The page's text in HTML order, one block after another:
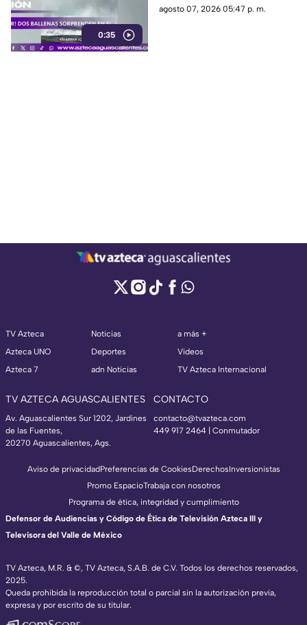
0:35
de Cortés. El avistamiento fue
agosto 07, 2026 05:47 p. m.
TV Azteca
Azteca UNO
Azteca 7
Noticias
Deportes
adn Noticias
a más +
Videos
TV Azteca Internacional
TV AZTECA AGUASCALIENTES
Av. Aguascalientes Sur 1202, Jardines
de las Fuentes,
20270 Aguascalientes, Ags.
CONTACTO
contacto@tvazteca.com
449 917 2464 | Conmutador
TV Azteca, M.R. & ©, TV Azteca, S.A.B. de C.V. Todos los derechos reservados,
2025.
Queda prohibida la reproducción total o parcial sin la autorización previa,
expresa y por escrito de su titular.
Aviso de privacidadPreferencias de CookiesDerechosInversionistas
Promo EspacioTrabaja con nosotros
Programa de ética, integridad y cumplimiento
Defensor de Audiencias y Código de Ética de Televisión Azteca III y
Televisora del Valle de México